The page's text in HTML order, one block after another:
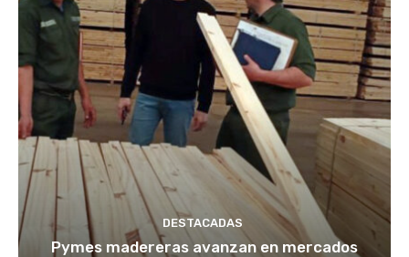
DESTACADAS
Pymes madereras avanzan en mercados